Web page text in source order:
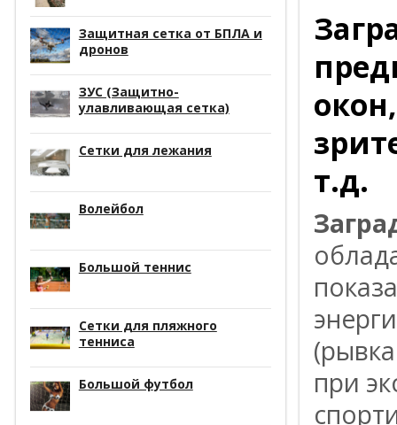
Защитная сетка от БПЛА и
дронов
ЗУС (Защитно-
улавливающая сетка)
Сетки для лежания
Волейбол
Большой теннис
Сетки для пляжного
тенниса
Большой футбол
т.д.
при